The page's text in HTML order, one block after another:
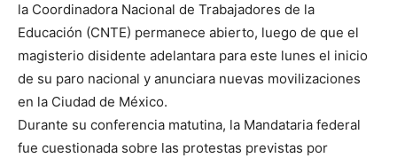
la Coordinadora Nacional de Trabajadores de la
Educación (CNTE) permanece abierto, luego de que el
magisterio disidente adelantara para este lunes el inicio
de su paro nacional y anunciara nuevas movilizaciones
en la Ciudad de México.
Durante su conferencia matutina, la Mandataria federal
fue cuestionada sobre las protestas previstas por